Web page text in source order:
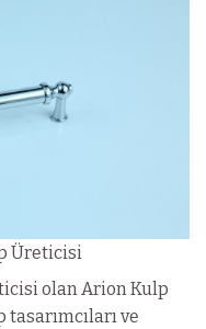
Üreticisi
olan Arion Kulp
ve